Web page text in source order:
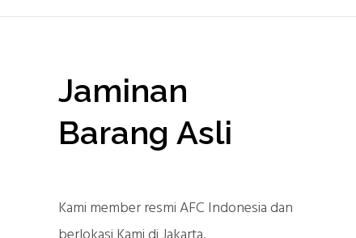
Jaminan
Barang Asli
Kami member resmi AFC Indonesia dan